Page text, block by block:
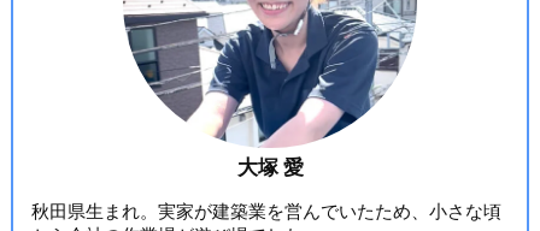
大塚 愛
秋田県生まれ。実家が建築業を営んでいたため、小さな頃